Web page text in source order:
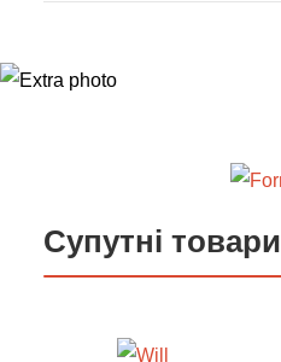
Супутні товари